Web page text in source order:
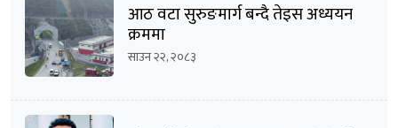
आठ वटा सुरुङमार्ग बन्दै तेइस अध्ययन
क्रममा
साउन २२, २०८३